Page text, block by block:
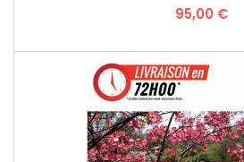
Prix
95,00 €